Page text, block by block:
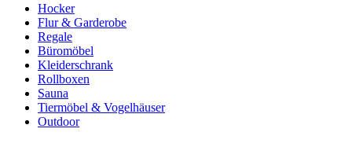
Hocker
Flur & Garderobe
Regale
Büromöbel
Kleiderschrank
Rollboxen
Sauna
Tiermöbel & Vogelhäuser
Outdoor